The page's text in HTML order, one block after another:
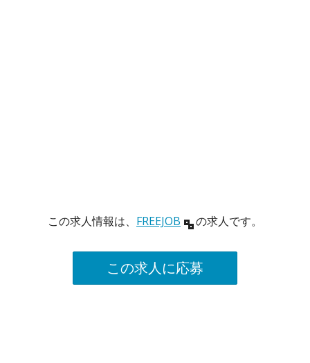
この求人情報は、 FREEJOB の求人です。
この求人に応募